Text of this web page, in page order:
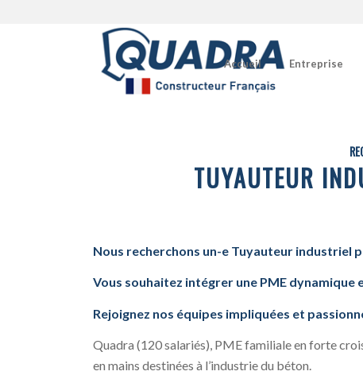
Accueil Entreprise
TUYAUTEUR
Nous recherchons un-e Tuyauteur industriel
Vous souhaitez intégrer une PME dynamique
Rejoignez nos équipes impliquées et
Quadra (120 salariés), PME familiale en forte
en mains destinées à l’industrie du béton.